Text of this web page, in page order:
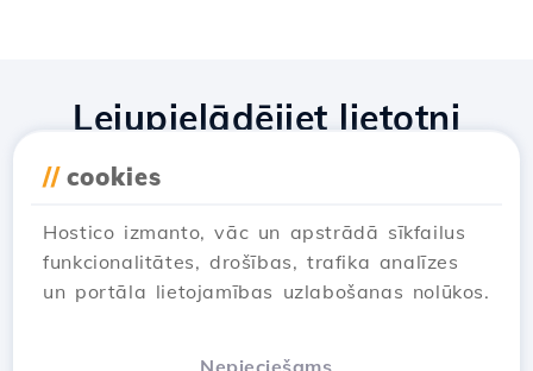
// cookies
Hostico izmanto, vāc un apstrādā sīkfailus
funkcionalitātes, drošības, trafika analīzes
un portāla lietojamības uzlabošanas nolūkos.
Nepieciešams
Lejupielādējiet lietotni